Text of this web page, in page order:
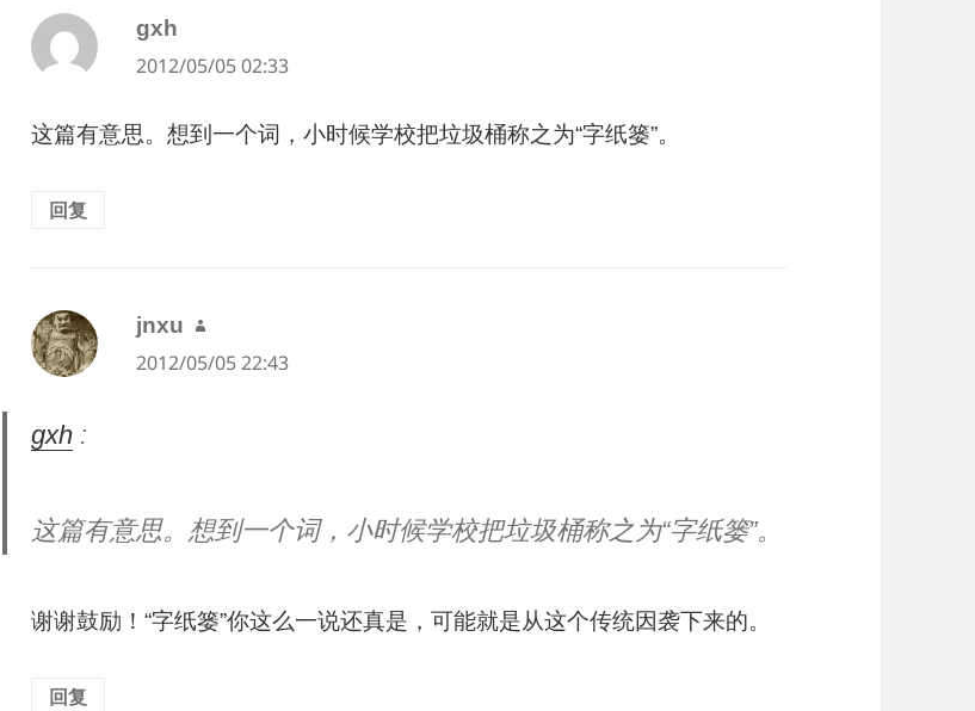
gxh
道：
2012/05/05 02:33
这篇有意思。想到一个词，小时候学校把垃圾桶称之为“字纸篓”。
回复
jnxu
说
道：
2012/05/05 22:43
gxh :
这篇有意思。想到一个词，小时候学校把垃圾桶称之为“字纸篓”。
谢谢鼓励！“字纸篓”你这么一说还真是，可能就是从这个传统因袭下来的。
回复